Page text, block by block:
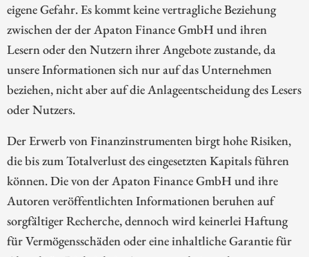
eigene Gefahr. Es kommt keine vertragliche Beziehung
zwischen der der Apaton Finance GmbH und ihren
Lesern oder den Nutzern ihrer Angebote zustande, da
unsere Informationen sich nur auf das Unternehmen
beziehen, nicht aber auf die Anlageentscheidung des Lesers
oder Nutzers.
Der Erwerb von Finanzinstrumenten birgt hohe Risiken,
die bis zum Totalverlust des eingesetzten Kapitals führen
können. Die von der Apaton Finance GmbH und ihre
Autoren veröffentlichten Informationen beruhen auf
sorgfältiger Recherche, dennoch wird keinerlei Haftung
für Vermögensschäden oder eine inhaltliche Garantie für